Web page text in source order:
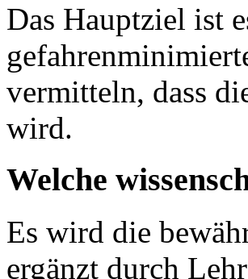
Das Hauptziel ist
vermitteln, dass
wird.
Welche
Es wird die
ergänzt durch